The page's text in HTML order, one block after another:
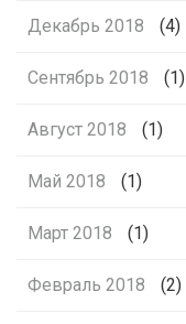
Декабрь 2018 (4)
Сентябрь 2018 (1)
Август 2018 (1)
Май 2018 (1)
Март 2018 (1)
Февраль 2018 (2)